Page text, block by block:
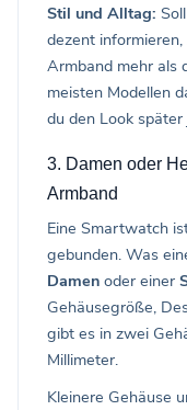
Stil und Alltag:
dezent
Armband mehr als
meisten Modellen
du den Look
3. Damen oder
Armband
Eine Smartwatch
gebunden. Was
Damen oder einer
Gehäusegröße,
gibt es in zwei
Millimeter.
Kleinere Gehäuse